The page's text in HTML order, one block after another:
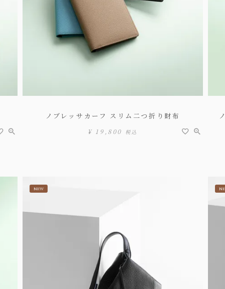
ノブレッサカーフ スリム二つ折り財布
¥ 19,800 税込
NEW